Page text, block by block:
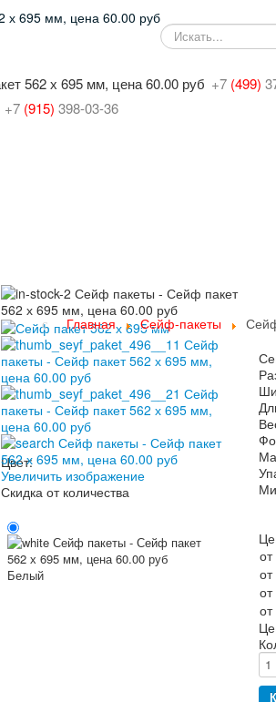
SEARCH
+7 (499)
+7 (915) 398-03-36
Главная Сейф-пакеты
Увеличить изображение
Скидка от количества
Цвет:
Белый